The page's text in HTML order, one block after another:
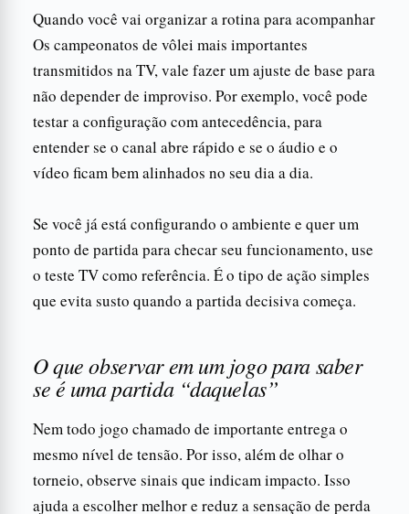
Quando você vai organizar a rotina para acompanhar
Os campeonatos de vôlei mais importantes
transmitidos na TV, vale fazer um ajuste de base para
não depender de improviso. Por exemplo, você pode
testar a configuração com antecedência, para
entender se o canal abre rápido e se o áudio e o
vídeo ficam bem alinhados no seu dia a dia.
Se você já está configurando o ambiente e quer um
ponto de partida para checar seu funcionamento, use
o teste TV como referência. É o tipo de ação simples
que evita susto quando a partida decisiva começa.
O que observar em um jogo para saber
se é uma partida “daquelas”
Nem todo jogo chamado de importante entrega o
mesmo nível de tensão. Por isso, além de olhar o
torneio, observe sinais que indicam impacto. Isso
ajuda a escolher melhor e reduz a sensação de perda